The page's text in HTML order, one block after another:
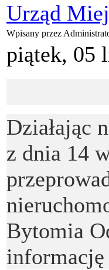
Urząd
Wpisany przez
piątek, 05
Działając
z dnia 14
Bytomia
informację